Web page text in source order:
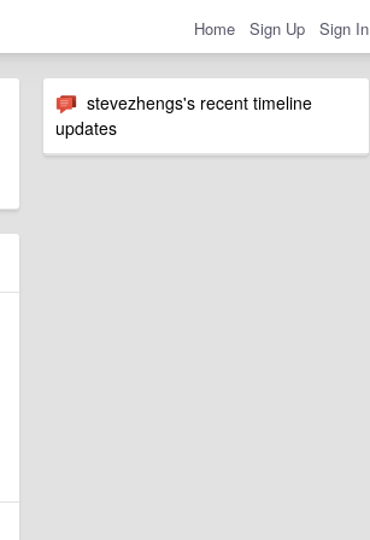
Home Sign Up Sign In
stevezhengs's recent timeline
updates